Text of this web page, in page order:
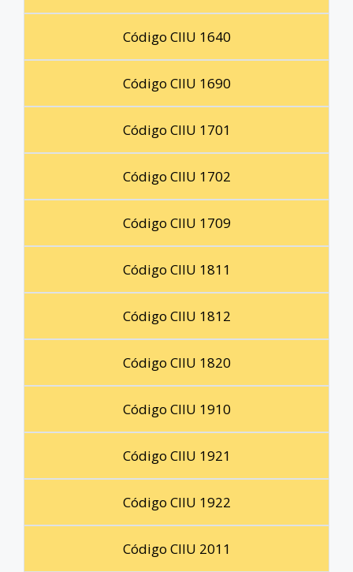
Código CIIU 1640
Código CIIU 1690
Código CIIU 1701
Código CIIU 1702
Código CIIU 1709
Código CIIU 1811
Código CIIU 1812
Código CIIU 1820
Código CIIU 1910
Código CIIU 1921
Código CIIU 1922
Código CIIU 2011